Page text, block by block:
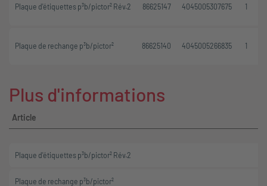
Plaque d'étiquettes p³b/pictor² Rév.2 86625147 4045005307675 1
Plaque de rechange p³b/pictor² 86625140 4045005266835 1
Plus d'informations
Article
Plaque d'étiquettes p³b/pictor² Rév.2
Plaque de rechange p³b/pictor²